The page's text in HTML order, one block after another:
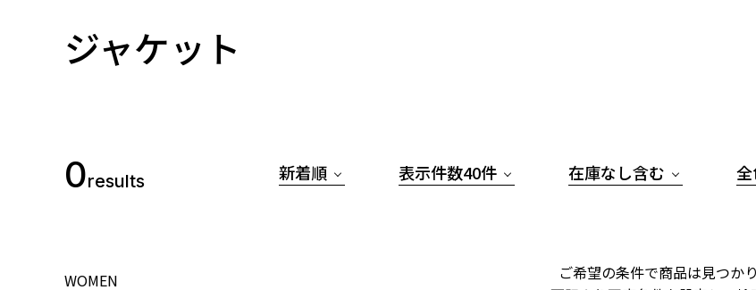
ジャケット
0results
WOMEN
新着順 表示件数40件 在庫なし含む
ご希望の条件で商品は見つか